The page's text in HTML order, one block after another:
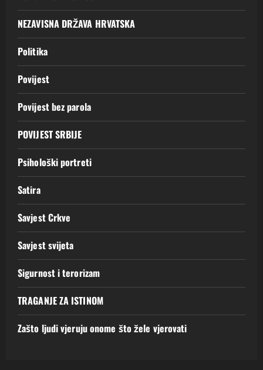
NEZAVISNA DRŽAVA HRVATSKA
Politika
Povijest
Povijest bez parola
POVIJEST SRBIJE
Psihološki portreti
Satira
Savjest Crkve
Savjest svijeta
Sigurnost i terorizam
TRAGANJE ZA ISTINOM
Zašto ljudi vjeruju onome što žele vjerovati